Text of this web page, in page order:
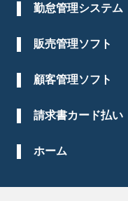
勤怠管理システム
販売管理ソフト
顧客管理ソフト
請求書カード払い
ホーム